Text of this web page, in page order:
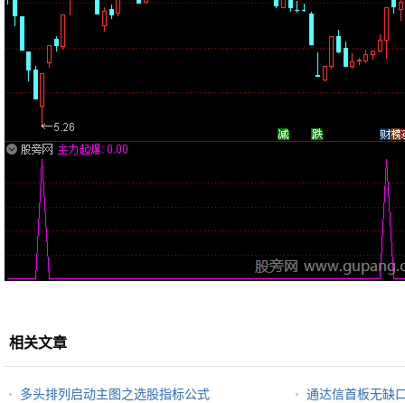
相关文章
多头排列启动主图之选股指标公式
通达信首板无缺